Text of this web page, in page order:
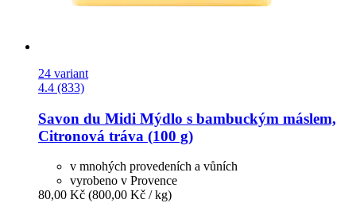
24 variant
4.4 (833)
Savon du Midi Mýdlo s bambuckým máslem,
Citronová tráva (100 g)
v mnohých provedeních a vůních
vyrobeno v Provence
80,00 Kč (800,00 Kč / kg)